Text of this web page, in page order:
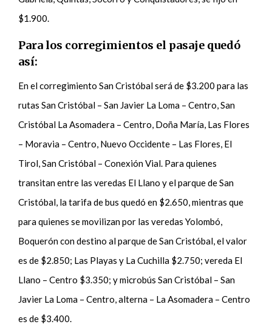
$1.900.
Para los corregimientos el pasaje quedó
así:
En el corregimiento San Cristóbal será de $3.200 para las
rutas San Cristóbal – San Javier La Loma – Centro, San
Cristóbal La Asomadera – Centro, Doña María, Las Flores
– Moravia – Centro, Nuevo Occidente – Las Flores, El
Tirol, San Cristóbal – Conexión Vial. Para quienes
transitan entre las veredas El Llano y el parque de San
Cristóbal, la tarifa de bus quedó en $2.650, mientras que
para quienes se movilizan por las veredas Yolombó,
Boquerón con destino al parque de San Cristóbal, el valor
es de $2.850; Las Playas y La Cuchilla $2.750; vereda El
Llano – Centro $3.350; y microbús San Cristóbal – San
Javier La Loma – Centro, alterna – La Asomadera – Centro
es de $3.400.